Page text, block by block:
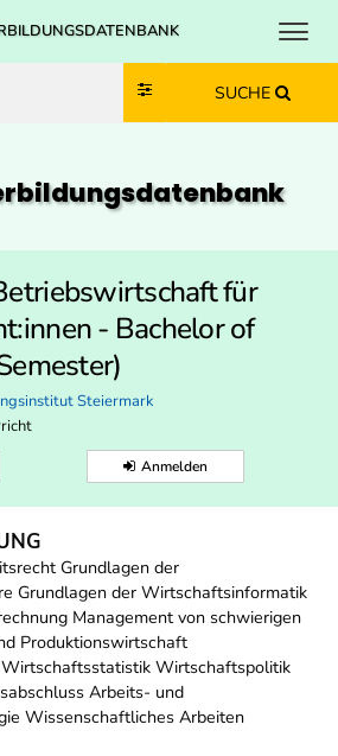
Zum Inhalt springen
Zum Navmenü springen
Zur Suche springen
Zur Footer springen
SUCHE
für
- Bachelor of
Steiermark
Anmelden
Grundlagen der
Grundlagen der Wirtschaftsinformatik
Management von schwierigen
Produktionswirtschaft
Wirtschaftspolitik
Arbeits- und
Wissenschaftliches Arbeiten